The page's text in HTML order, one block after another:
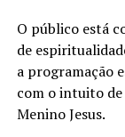
O público está
de
a programação
com o intuito
Menino Jesus.